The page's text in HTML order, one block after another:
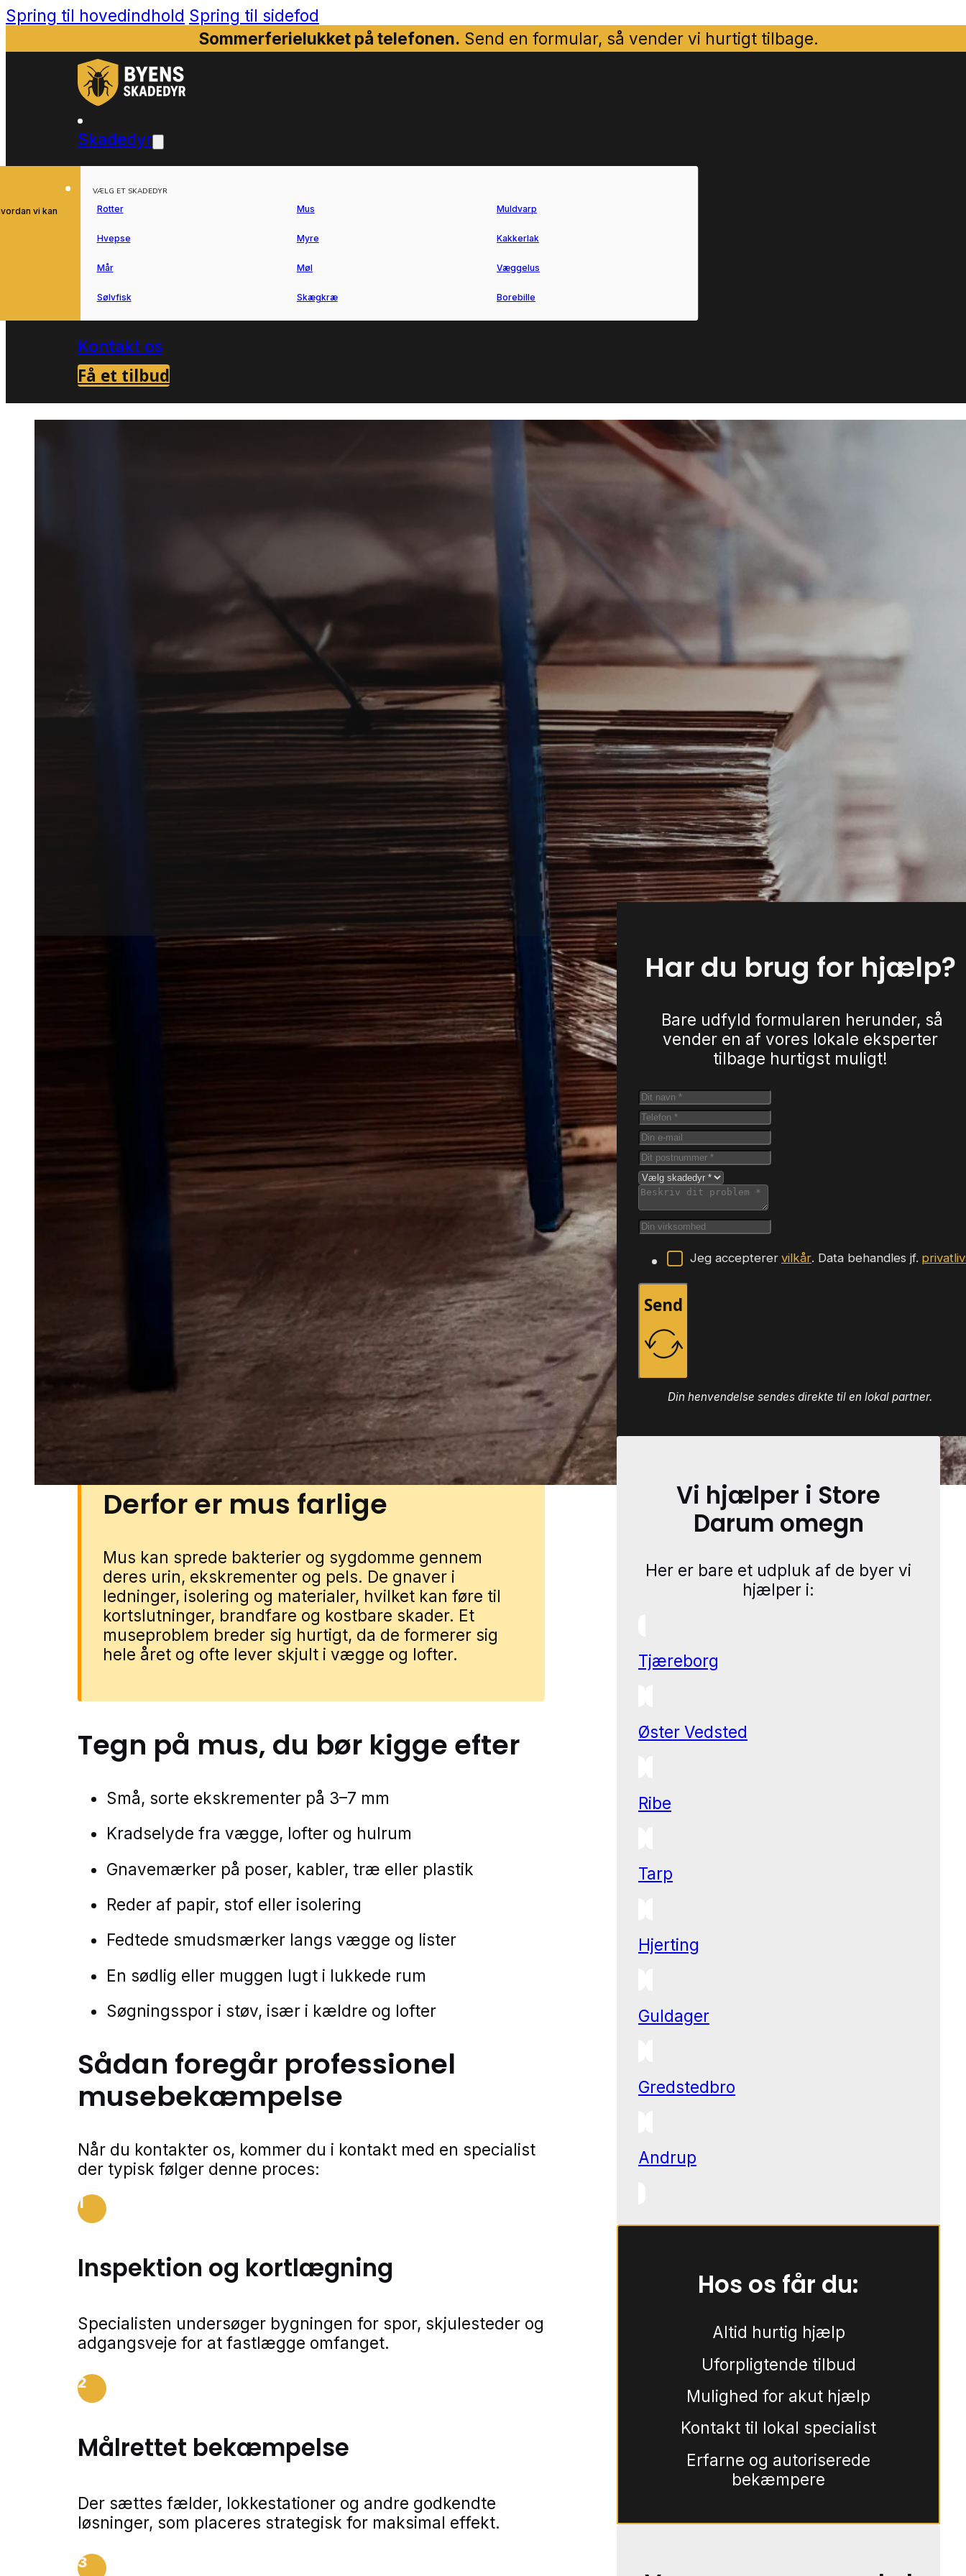
Spring til hovedindhold Spring til sidefod
Sommerferielukket på telefonen. Send en formular, så vender vi hurtigt tilbage.
Skadedyr
vi kan
VÆLG ET SKADEDYR
Rotter Mus Muldvarp
Hvepse Myre Kakkerlak
Mår Møl Væggelus
Sølvfisk Skægkræ Borebille
Kontakt os
Få et tilbud
Musebekæmpelse i
Store Darum
Musebekæmpelse i Store Darum hjælper dig videre, når mus skaber uro i
hjem, skur eller udhus.
Vi forbinder dig med lokale partnere, så du hurtigt kan få relevant hjælp
fra nærområdet.
Lokal bekæmpelse af
i Store Darum
Mus kan hurtigt blive en belastning, når de finder vej til
boliger, udhuse og andre småbygninger. De kræver ikke
meget plads for at komme ind, og i områder med blandede
boligtyper, haver og rolige omgivelser kan de let bevæge sig
mellem beplantning, skure og husets varme rum. Derfor er
det vigtigt at reagere tidligt, så problemet ikke får lov at
I Store Darum ses udfordringen typisk i stille villaveje, ved
carporte og små skure samt i haver med hække, buskads og
kompost. Den type miljø giver mange naturlige
gemmesteder tæt på boligen og kan gøre det sværere at
opdage aktivitet i tide. Du kan få musehjælp i Store Darum
gennem vores lokale partnere. Udfyld blot formularen, så
forbinder vi dig med en specialist fra nærområdet.
Derfor er mus farlige
Mus kan sprede bakterier og sygdomme gennem
deres urin, ekskrementer og pels. De gnaver i
ledninger, isolering og materialer, hvilket kan føre til
kortslutninger, brandfare og kostbare skader. Et
museproblem breder sig hurtigt, da de formerer sig
hele året og ofte lever skjult i vægge og lofter.
Tegn på mus, du bør kigge efter
Små, sorte ekskrementer på 3–7 mm
Kradselyde fra vægge, lofter og hulrum
Gnavemærker på poser, kabler, træ eller plastik
Reder af papir, stof eller isolering
Fedtede smudsmærker langs vægge og lister
En sødlig eller muggen lugt i lukkede rum
Søgningsspor i støv, især i kældre og lofter
Sådan foregår professionel
musebekæmpelse
Når du kontakter os, kommer du i kontakt med en specialist
der typisk følger denne proces:
1
Inspektion og kortlægning
Specialisten undersøger bygningen for spor, skjulesteder og
adgangsveje for at fastlægge omfanget.
2
Målrettet bekæmpelse
Der sættes fælder, lokkestationer og andre godkendte
løsninger, som placeres strategisk for maksimal effekt.
3
Har du brug for hjælp?
Bare udfyld formularen herunder, så
vender en af vores lokale eksperter
tilbage hurtigst muligt!
Jeg accepterer vilkår. Data behandles jf.
Send
Din henvendelse sendes direkte til en lokal partner.
Vi hjælper i Store
Darum omegn
Her er bare et udpluk af de byer vi
hjælper i:
Tjæreborg
Øster Vedsted
Ribe
Tarp
Hjerting
Guldager
Gredstedbro
Andrup
Hos os får du:
Altid hurtig hjælp
Uforpligtende tilbud
Mulighed for akut hjælp
Kontakt til lokal specialist
Erfarne og autoriserede
bekæmpere